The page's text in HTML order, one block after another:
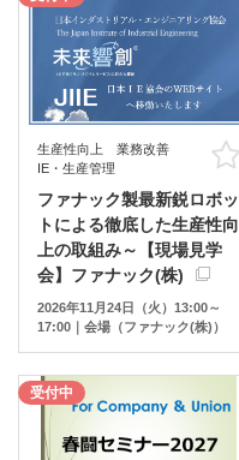
生産性向上 業務改善
IE・生産管理
ファナック製最新鋭ロボッ
トによる徹底した生産性向
上の取組み～【現場見学
会】ファナック(株)
2026年11月24日（火）13:00～
17:00｜会場（ファナック(株)）
受付中